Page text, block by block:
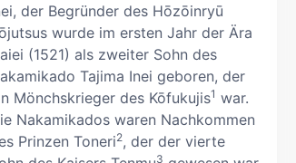
der Begründer des Hōzōinryū
wurde im ersten Jahr der Ära
(1521) als zweiter Sohn des
Tajima Inei geboren, der
Mönchskrieger des Kōfukujis1 war.
Nakamikados waren Nachkommen
Prinzen Toneri2, der der vierte
3